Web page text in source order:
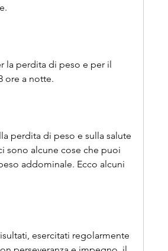
la perdita di peso e per il
ore a notte.
perdita di peso e sulla salute
sono alcune cose che puoi
addominale. Ecco alcuni
esercitati regolarmente